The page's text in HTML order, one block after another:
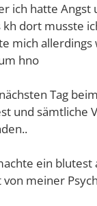
ich hatte
dort musste
mich
hno
Tag
und sämtliche
ein blutest
meiner